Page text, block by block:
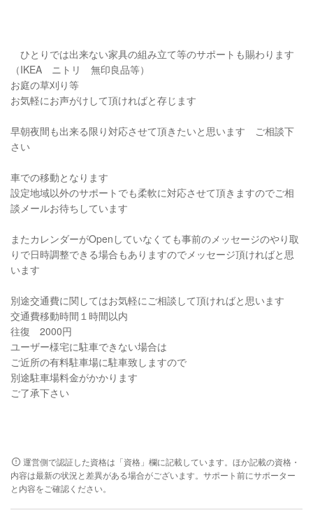
ひとりでは出来ない家具の組み立て等のサポートも賜わります
（IKEA ニトリ 無印良品等）
お庭の草刈り等
お気軽にお声がけして頂ければと存じます
早朝夜間も出来る限り対応させて頂きたいと思います ご相談下
さい
車での移動となります
設定地域以外のサポートでも柔軟に対応させて頂きますのでご相
談メールお待ちしています
またカレンダーがOpenしていなくても事前のメッセージのやり取
りで日時調整できる場合もありますのでメッセージ頂ければと思
います
別途交通費に関してはお気軽にご相談して頂ければと思います
交通費移動時間１時間以内
往復 2000円
ユーザー様宅に駐車できない場合は
ご近所の有料駐車場に駐車致しますので
別途駐車場料金がかかります
ご了承下さい
運営側で認証した資格は「資格」欄に記載しています。ほか記載の資格・
内容は最新の状況と差異がある場合がございます。サポート前にサポーター
と内容をご確認ください。